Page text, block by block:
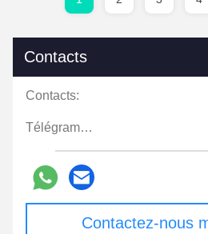
Contacts
Contacts:
Télégramme:
Contactez-nous